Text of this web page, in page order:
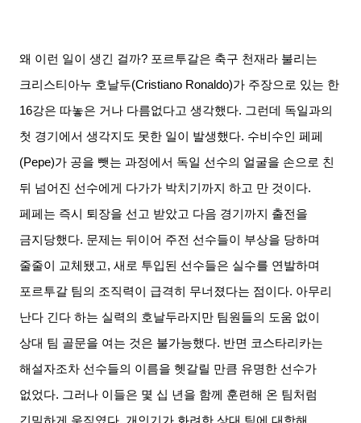
왜 이런 일이 생긴 걸까? 포르투갈은 축구 천재라 불리는
크리스티아누 호날두(Cristiano Ronaldo)가 주장으로 있는 한
16강은 따놓은 거나 다름없다고 생각했다. 그런데 독일과의
첫 경기에서 생각지도 못한 일이 발생했다. 수비수인 페페
(Pepe)가 공을 뺏는 과정에서 독일 선수의 얼굴을 손으로 친
뒤 넘어진 선수에게 다가가 박치기까지 하고 만 것이다.
페페는 즉시 퇴장을 선고 받았고 다음 경기까지 출전을
금지당했다. 문제는 뒤이어 주전 선수들이 부상을 당하며
줄줄이 교체됐고,새로 투입된 선수들은 실수를 연발하며
포르투갈 팀의 조직력이 급격히 무너졌다는 점이다. 아무리
난다 긴다 하는 실력의 호날두라지만 팀원들의 도움 없이
상대 팀 골문을 여는 것은 불가능했다. 반면 코스타리카는
해설자조차 선수들의 이름을 헷갈릴 만큼 유명한 선수가
없었다. 그러나 이들은 몇 십 년을 함께 훈련해 온 팀처럼